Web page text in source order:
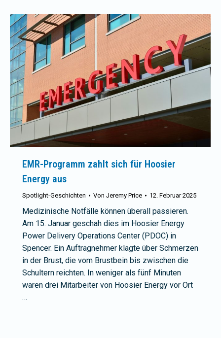
EMR-Programm zahlt sich für Hoosier
Energy aus
Spotlight-Geschichten Von Jeremy Price 12. Februar 2025
Medizinische Notfälle können überall passieren.
Am 15. Januar geschah dies im Hoosier Energy
Power Delivery Operations Center (PDOC) in
Spencer. Ein Auftragnehmer klagte über Schmerzen
in der Brust, die vom Brustbein bis zwischen die
Schultern reichten. In weniger als fünf Minuten
waren drei Mitarbeiter von Hoosier Energy vor Ort
…